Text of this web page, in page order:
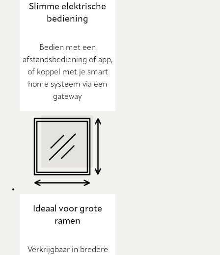
Slimme elektrische
bediening
Bedien met een
afstandsbediening of app,
of koppel met je smart
home systeem via een
gateway
Ideaal voor grote
ramen
Verkrijgbaar in bredere